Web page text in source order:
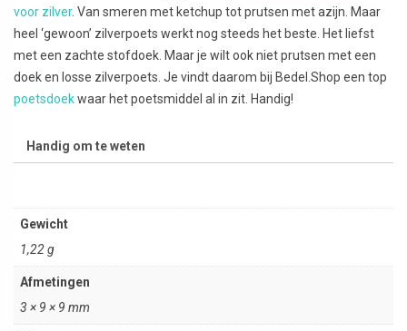
voor zilver. Van smeren met ketchup tot prutsen met azijn. Maar
heel ‘gewoon’ zilverpoets werkt nog steeds het beste. Het liefst
met een zachte stofdoek. Maar je wilt ook niet prutsen met een
doek en losse zilverpoets. Je vindt daarom bij Bedel.Shop een top
poetsdoekwaar het poetsmiddel al in zit. Handig!
Handig om te weten
Gewicht
1,22 g
Afmetingen
3 × 9 × 9 mm